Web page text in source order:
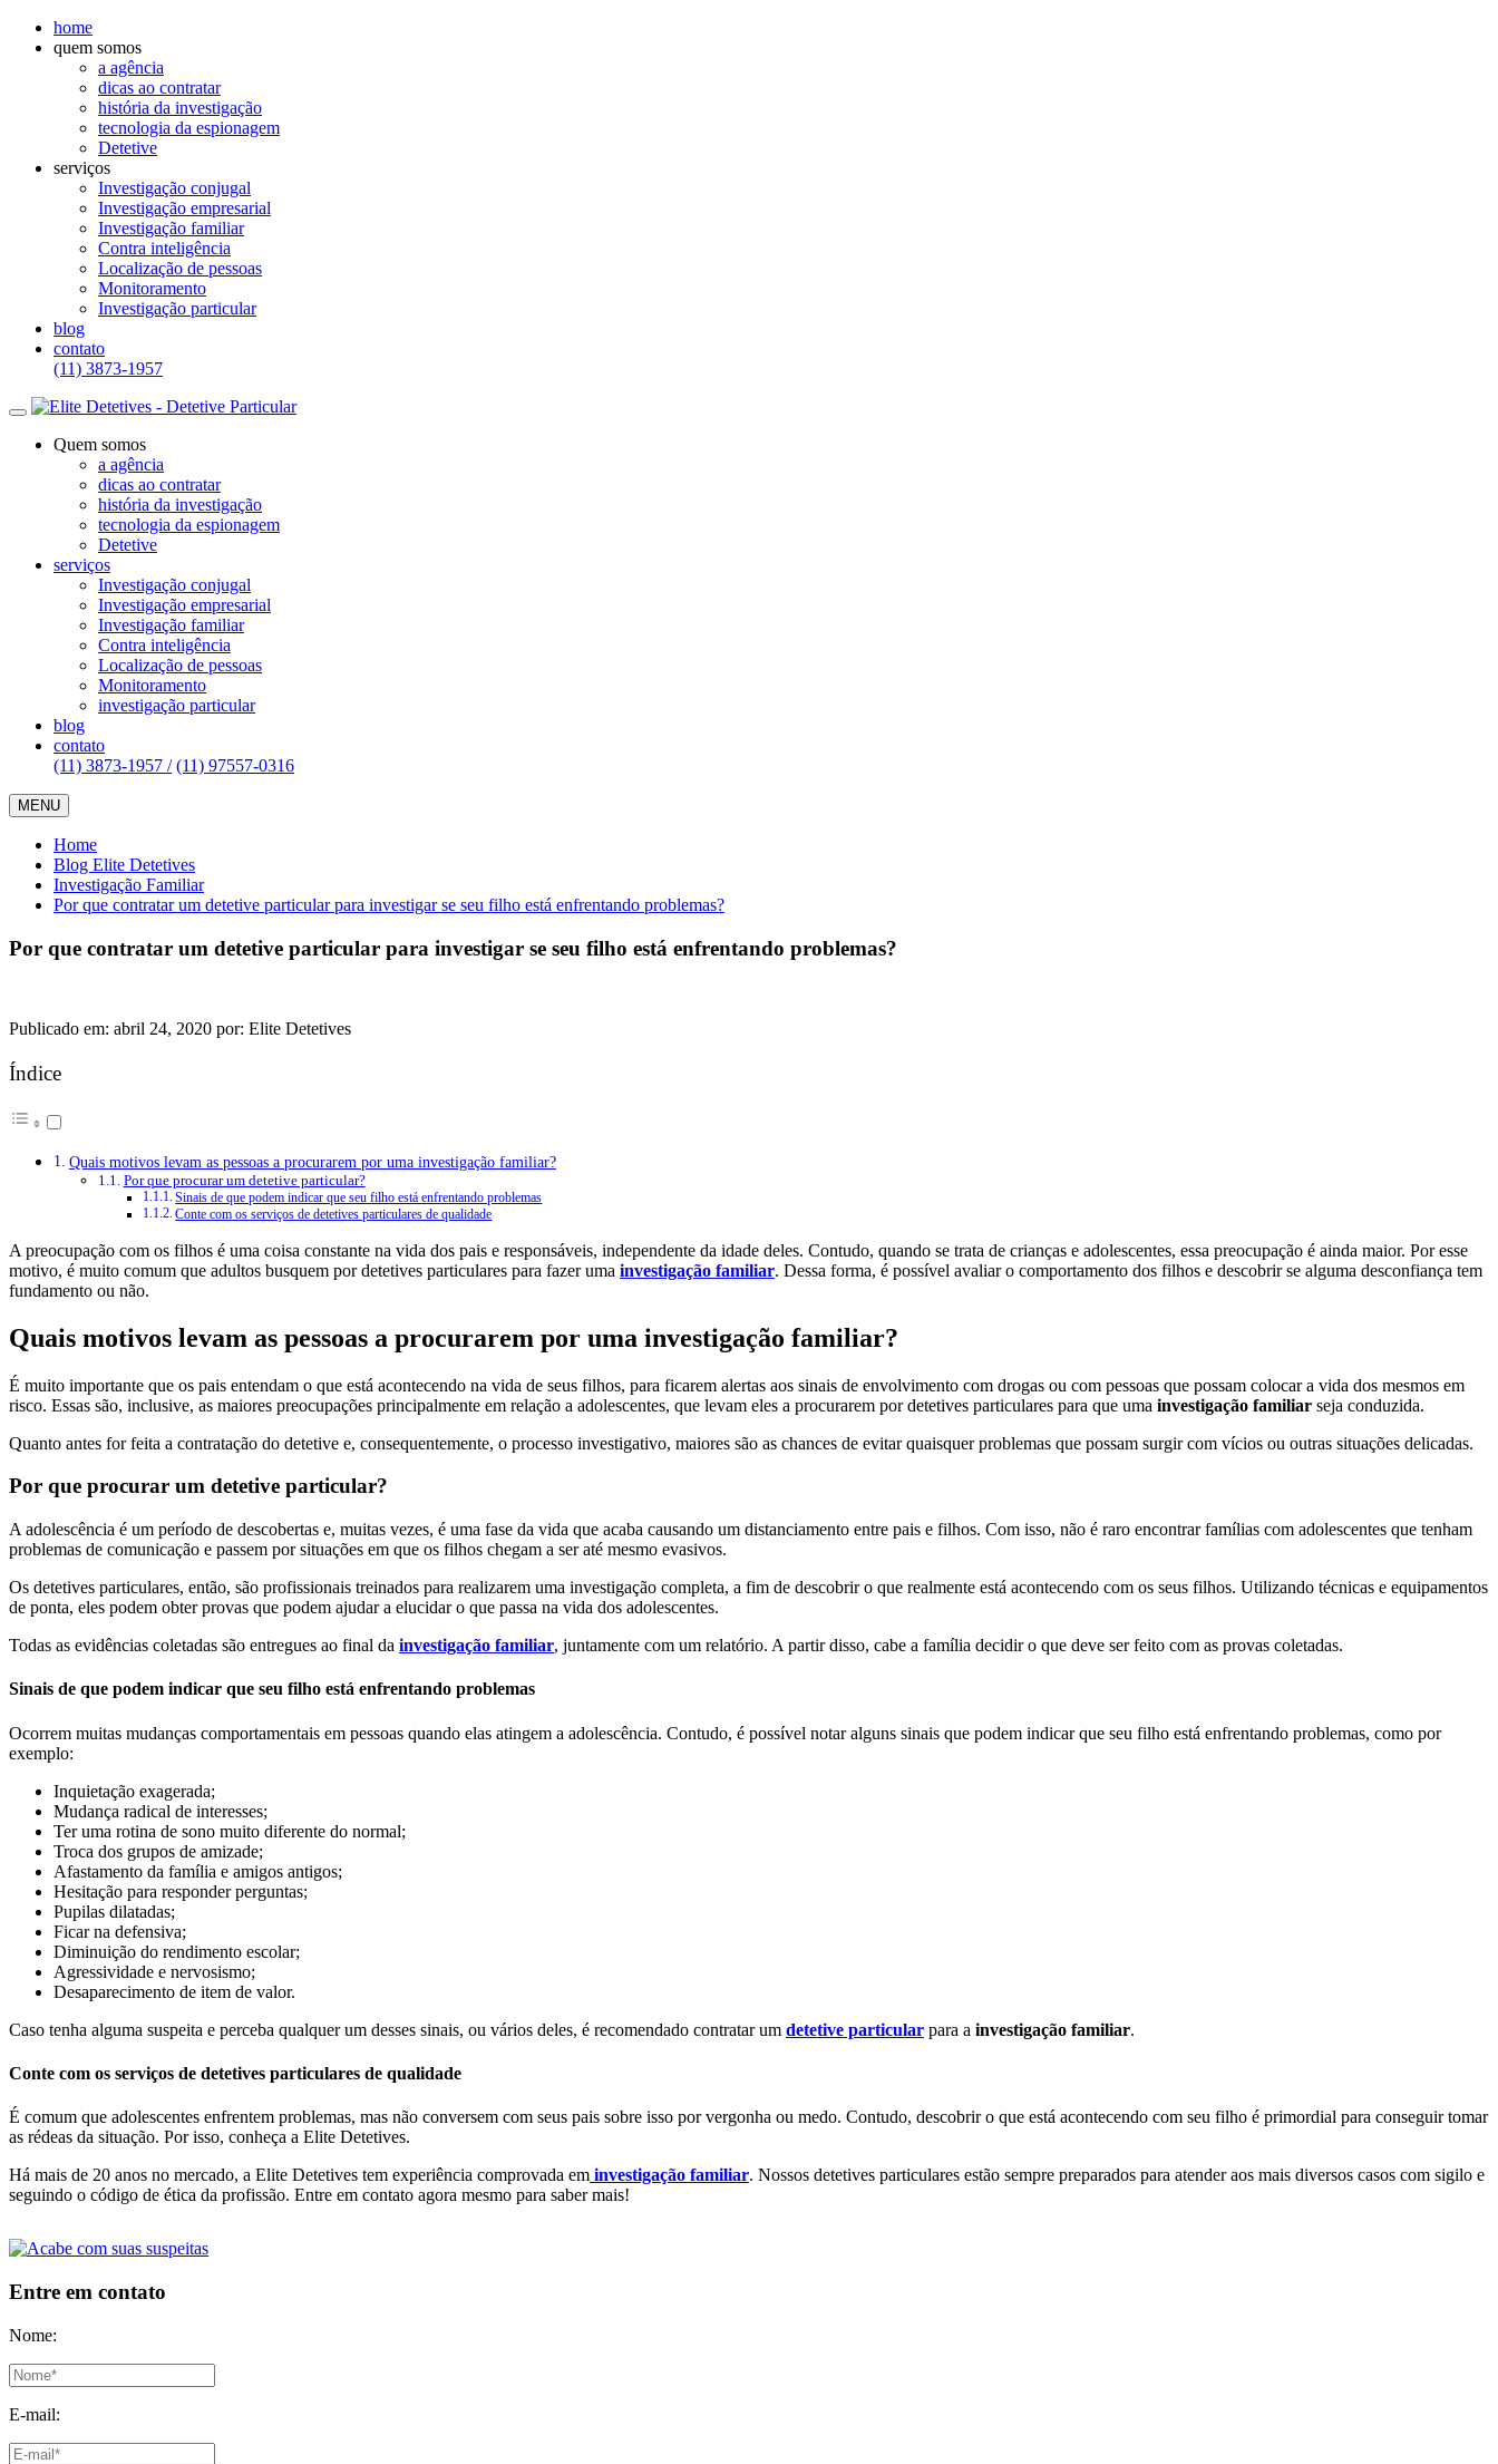
home
quem somos
a agência
dicas ao contratar
história da investigação
tecnologia da espionagem
Detetive
serviços
Investigação conjugal
Investigação empresarial
Investigação familiar
Contra inteligência
Localização de pessoas
Monitoramento
Investigação particular
blog
contato
(11) 3873-1957
Quem somos
a agência
dicas ao contratar
história da investigação
tecnologia da espionagem
Detetive
serviços
Investigação conjugal
Investigação empresarial
Investigação familiar
Contra inteligência
Localização de pessoas
Monitoramento
investigação particular
blog
contato
(11) 3873-1957 / (11) 97557-0316
MENU
Home
Blog Elite Detetives
Investigação Familiar
Por que contratar um detetive particular para investigar se seu filho está enfrentando problemas?
Por que contratar um detetive particular para investigar se seu filho está enfrentando problemas?
Publicado em: abril 24, 2020 por: Elite Detetives
Índice
Quais motivos levam as pessoas a procurarem por uma investigação familiar?
Por que procurar um detetive particular?
Sinais de que podem indicar que seu filho está enfrentando problemas
Conte com os serviços de detetives particulares de qualidade
A preocupação com os filhos é uma coisa constante na vida dos pais e responsáveis, independente da idade deles. Contudo, quando se trata de crianças e adolescentes, essa preocupação é ainda maior. Por esse
motivo, é muito comum que adultos busquem por detetives particulares para fazer uma investigação familiar. Dessa forma, é possível avaliar o comportamento dos filhos e descobrir se alguma desconfiança tem
fundamento ou não.
Quais motivos levam as pessoas a procurarem por uma investigação familiar?
É muito importante que os pais entendam o que está acontecendo na vida de seus filhos, para ficarem alertas aos sinais de envolvimento com drogas ou com pessoas que possam colocar a vida dos mesmos em
risco. Essas são, inclusive, as maiores preocupações principalmente em relação a adolescentes, que levam eles a procurarem por detetives particulares para que uma investigação familiar seja conduzida.
Quanto antes for feita a contratação do detetive e, consequentemente, o processo investigativo, maiores são as chances de evitar quaisquer problemas que possam surgir com vícios ou outras situações delicadas.
Por que procurar um detetive particular?
A adolescência é um período de descobertas e, muitas vezes, é uma fase da vida que acaba causando um distanciamento entre pais e filhos. Com isso, não é raro encontrar famílias com adolescentes que tenham
problemas de comunicação e passem por situações em que os filhos chegam a ser até mesmo evasivos.
Os detetives particulares, então, são profissionais treinados para realizarem uma investigação completa, a fim de descobrir o que realmente está acontecendo com os seus filhos. Utilizando técnicas e equipamentos
de ponta, eles podem obter provas que podem ajudar a elucidar o que passa na vida dos adolescentes.
Todas as evidências coletadas são entregues ao final da investigação familiar, juntamente com um relatório. A partir disso, cabe a família decidir o que deve ser feito com as provas coletadas.
Sinais de que podem indicar que seu filho está enfrentando problemas
Ocorrem muitas mudanças comportamentais em pessoas quando elas atingem a adolescência. Contudo, é possível notar alguns sinais que podem indicar que seu filho está enfrentando problemas, como por
exemplo:
Inquietação exagerada;
Mudança radical de interesses;
Ter uma rotina de sono muito diferente do normal;
Troca dos grupos de amizade;
Afastamento da família e amigos antigos;
Hesitação para responder perguntas;
Pupilas dilatadas;
Ficar na defensiva;
Diminuição do rendimento escolar;
Agressividade e nervosismo;
Desaparecimento de item de valor.
Caso tenha alguma suspeita e perceba qualquer um desses sinais, ou vários deles, é recomendado contratar um detetive particular para a investigação familiar.
Conte com os serviços de detetives particulares de qualidade
É comum que adolescentes enfrentem problemas, mas não conversem com seus pais sobre isso por vergonha ou medo. Contudo, descobrir o que está acontecendo com seu filho é primordial para conseguir tomar
as rédeas da situação. Por isso, conheça a Elite Detetives.
Há mais de 20 anos no mercado, a Elite Detetives tem experiência comprovada em investigação familiar. Nossos detetives particulares estão sempre preparados para atender aos mais diversos casos com sigilo e
seguindo o código de ética da profissão. Entre em contato agora mesmo para saber mais!
Entre em contato
Nome:
E-mail: